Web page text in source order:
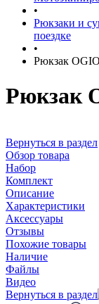
•
Рюкзаки и
поездке
•
Рюкзак
Рюкзак
Вернуться в раздел
Обзор товара
Набор
Комплект
Описание
Характеристики
Аксессуары
Отзывы
Похожие товары
Наличие
Файлы
Видео
Вернуться в раздел